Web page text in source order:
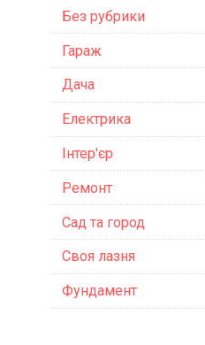
Без рубрики
Гараж
Дача
Електрика
Інтер'єр
Ремонт
Сад та город
Своя лазня
Фундамент